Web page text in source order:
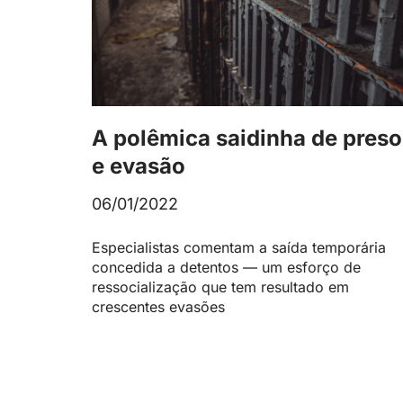
A polêmica saidinha de
e evasão
06/01/2022
Especialistas comentam a saída temporária
concedida a detentos — um esforço de
ressocialização que tem resultado em
crescentes evasões